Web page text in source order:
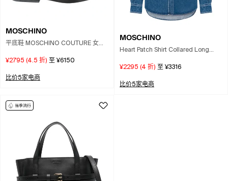
MOSCHINO
平底鞋 MOSCHINO COUTURE 女士
¥2795 (4.5 折) 至 ¥6150
比价5家电商
MOSCHINO
Heart Patch Shirt Collared Long
¥2295 (4 折) 至 ¥3316
比价5家电商